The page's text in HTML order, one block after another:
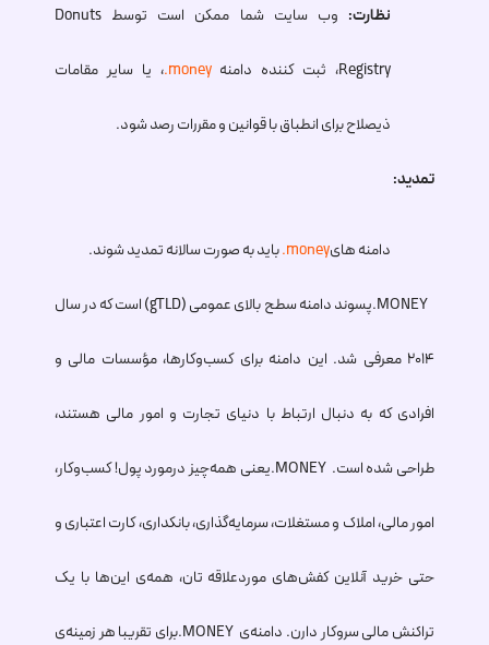
نظارت: وب سایت شما ممکن است توسط Donuts
Registry، ثبت کننده دامنه .money، یا سایر مقامات
ذیصلاح برای انطباق با قوانین و مقررات رصد شود.
تمدید:
دامنه های.moneyباید به صورت سالانه تمدید شوند.
.MONEY پسوند دامنه سطح بالای عمومی (gTLD) است که در سال
۲۰۱۴ معرفی شد. این دامنه برای کسب‌وکارها، مؤسسات مالی و
افرادی که به دنبال ارتباط با دنیای تجارت و امور مالی هستند،
طراحی شده است. .MONEYیعنی همه‌چیز درمورد پول! کسب‌وکار،
امور مالی، املاک و مستغلات، سرمایه‌گذاری، بانکداری، کارت اعتباری و
حتی خرید آنلاین کفش‌های موردعلاقه تان، همه‌ی این‌ها با یک
تراکنش مالی سروکار دارن. دامنه‌ی .MONEYبرای تقریبا هر زمینه‌ی